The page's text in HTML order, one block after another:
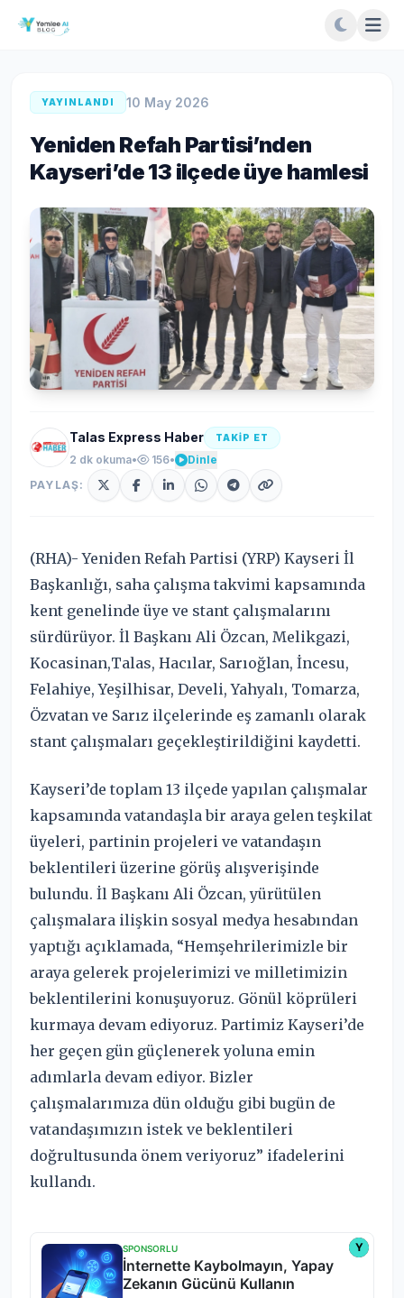
YAYINLANDI 10 May 2026
Yeniden Refah Partisi’nden
Kayseri’de 13 ilçede üye hamlesi
Talas Express Haber TAKİP ET
2 dk okuma• 156•
Dinle
PAYLAŞ:
(RHA)- Yeniden Refah Partisi (YRP) Kayseri İl
Başkanlığı, saha çalışma takvimi kapsamında
kent genelinde üye ve stant çalışmalarını
sürdürüyor. İl Başkanı Ali Özcan, Melikgazi,
Kocasinan,Talas, Hacılar, Sarıoğlan, İncesu,
Felahiye, Yeşilhisar, Develi, Yahyalı, Tomarza,
Özvatan ve Sarız ilçelerinde eş zamanlı olarak
stant çalışmaları geçekleştirildiğini kaydetti.
Kayseri’de toplam 13 ilçede yapılan çalışmalar
kapsamında vatandaşla bir araya gelen teşkilat
üyeleri, partinin projeleri ve vatandaşın
beklentileri üzerine görüş alışverişinde
bulundu. İl Başkanı Ali Özcan, yürütülen
çalışmalara ilişkin sosyal medya hesabından
yaptığı açıklamada, “Hemşehrilerimizle bir
araya gelerek projelerimizi ve milletimizin
beklentilerini konuşuyoruz. Gönül köprüleri
kurmaya devam ediyoruz. Partimiz Kayseri’de
her geçen gün güçlenerek yoluna emin
adımlarla devam ediyor. Bizler
çalışmalarımıza dün olduğu gibi bugün de
vatandaşımızın istek ve beklentileri
doğrultusunda önem veriyoruz” ifadelerini
kullandı.